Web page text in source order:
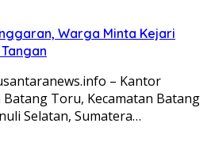
Warga Minta Kejari
– Kantor
Toru, Kecamatan Batang
Selatan, Sumatera…